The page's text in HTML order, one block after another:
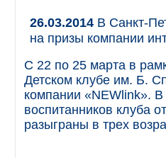
26.03.2014 В Санкт-
на призы компании
C 22 по 25 марта в
Детском клубе им. Б.
компании «NEWlink».
воспитанников клуба
разыграны в трех